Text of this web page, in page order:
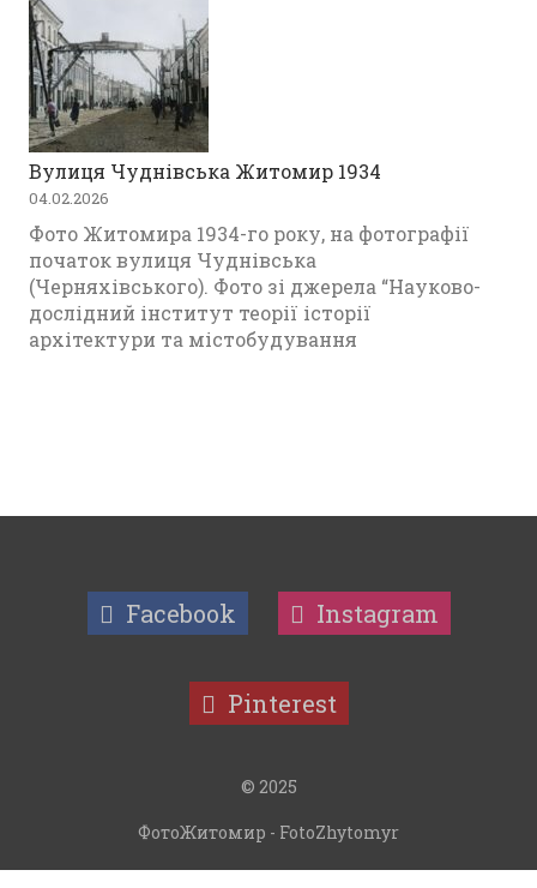
Вулиця Чуднівська Житомир 1934
04.02.2026
Фото Житомира 1934-го року, на фотографії
початок вулиця Чуднівська
(Черняхівського). Фото зі джерела “Науково-
дослідний інститут теорії історії
архітектури та містобудування
Facebook Instagram
Pinterest
© 2025
ФотоЖитомир - FotoZhytomyr